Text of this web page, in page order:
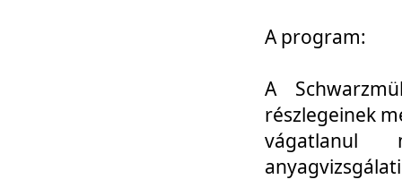
A program:
A
részlegeinek
vágatlanul